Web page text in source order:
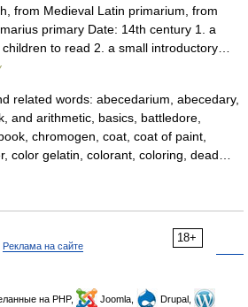
from Medieval Latin primarium, from
primary Date: 14th century 1. a
to read 2. a small introductory…
related words: abecedarium, abecedary,
and arithmetic, basics, battledore,
chromogen, coat, coat of paint,
color gelatin, colorant, coloring, dead…
18+
Реклама на сайте
на PHP, Joomla,
Drupal,